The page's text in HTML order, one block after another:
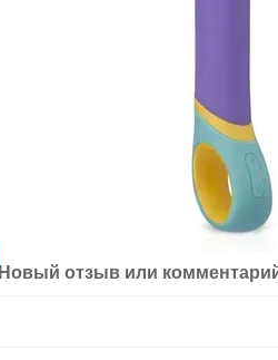
Новый отзыв или